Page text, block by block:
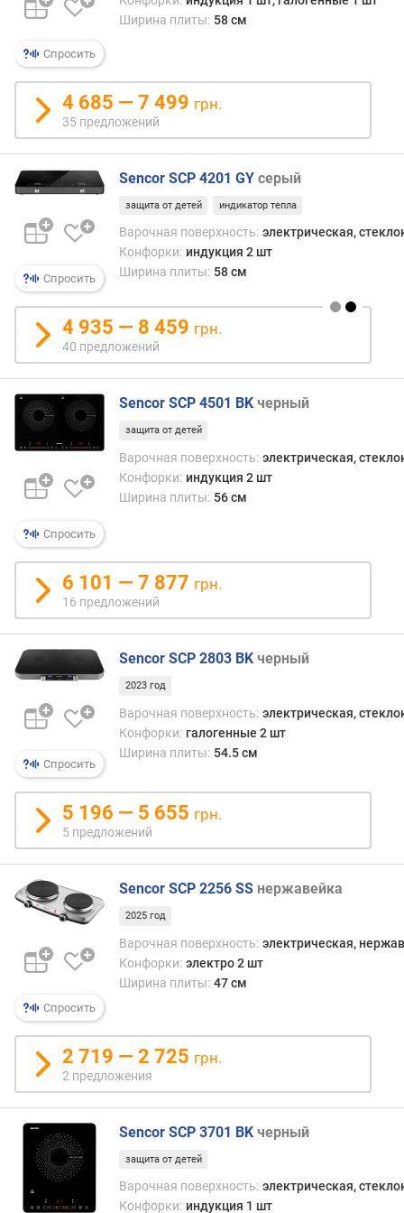
и
о
т
д
о
р
о
г
и
х
к
е
ш
е
в
ы
м
п
о
о
з
ы
а
п
д
а
д
о
а
в
е
я
п
к
о
и
ч
с
в
у
п
р
е
д
Спросить
Ширина плиты: 58 см
4 685 — 7 499 грн.
35 предложений
Спросить
Sencor SCP 4201 GY серый
защита от детей индикатор тепла
Варочная поверхность: электрическая,
Конфорки: индукция 2 шт
Ширина плиты: 58 см
4 935 — 8 459 грн.
40 предложений
Спросить
Sencor SCP 4501 BK черный
защита от детей
Варочная поверхность: электрическая,
Конфорки: индукция 2 шт
Ширина плиты: 56 см
6 101 — 7 877 грн.
16 предложений
Спросить
Sencor SCP 2803 BK черный
2023 год
Варочная поверхность: электрическая,
Конфорки: галогенные 2 шт
Ширина плиты: 54.5 см
5 196 — 5 655 грн.
5 предложений
Спросить
Sencor SCP 2256 SS нержавейка
2025 год
Варочная поверхность: электрическая,
Конфорки: электро 2 шт
Ширина плиты: 47 см
2 719 — 2 725 грн.
2 предложения
Sencor SCP 3701 BK черный
защита от детей
Варочная поверхность: электрическая,
Конфорки: индукция 1 шт